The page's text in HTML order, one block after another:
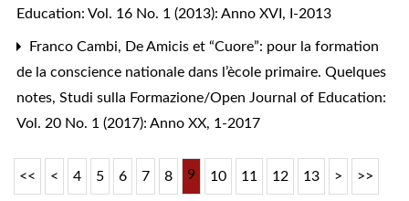
Education: Vol. 16 No. 1 (2013): Anno XVI, I-2013
Franco Cambi, De Amicis et “Cuore”: pour la formation
de la conscience nationale dans l’ècole primaire. Quelques
notes, Studi sulla Formazione/Open Journal of Education:
Vol. 20 No. 1 (2017): Anno XX, 1-2017
<< < 4 5 6 7 8 9 10 11 12 13 > >>